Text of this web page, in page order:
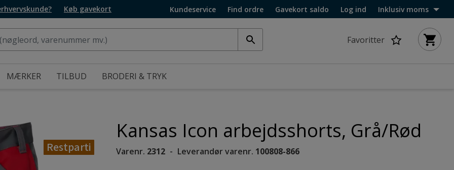
Køb gavekort Kundeservice Find ordre Gavekort saldo Log ind Inklusiv moms
Favoritter
MÆRKER TILBUD BRODERI & TRYK
Restparti
Kansas Icon arbejdsshorts, Grå/Rød
Varenr. 2312 Leverandør varenr. 100808-866